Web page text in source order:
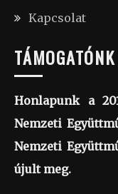
Kapcsolat
TÁMOGATÓNK
Honlapunk a
Nemzeti
Nemzeti
újult meg.